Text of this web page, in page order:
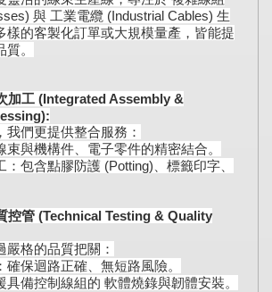
與 工業電纜 (Industrial Cables) 生
樣的客製化訂單或大規模量產，皆能提
。
加工 (Integrated Assembly &
們更提供整合服務：
與機構件、電子零件的精密結合。
包含點膠防護 (Potting)、標籤印字、
控管 (Technical Testing & Quality
格的品質把關：
確保迴路正確、無短路風險。
備控制線組的 軟體燒錄與韌體安裝。